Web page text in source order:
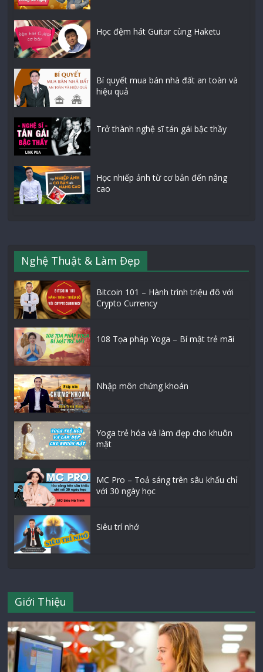
Học đệm hát Guitar cùng Haketu
Bí quyết mua bán nhà đất an toàn và
hiệu quả
Trở thành nghệ sĩ tán gái bậc thầy
Học nhiếp ảnh từ cơ bản đến nâng
cao
Nghệ Thuật & Làm Đẹp
Bitcoin 101 – Hành trình triệu đô với
Crypto Currency
108 Tọa pháp Yoga – Bí mật trẻ mãi
Nhập môn chứng khoán
Yoga trẻ hóa và làm đẹp cho khuôn
mặt
MC Pro – Toả sáng trên sâu khấu chỉ
với 30 ngày học
Siêu trí nhớ
Giới Thiệu